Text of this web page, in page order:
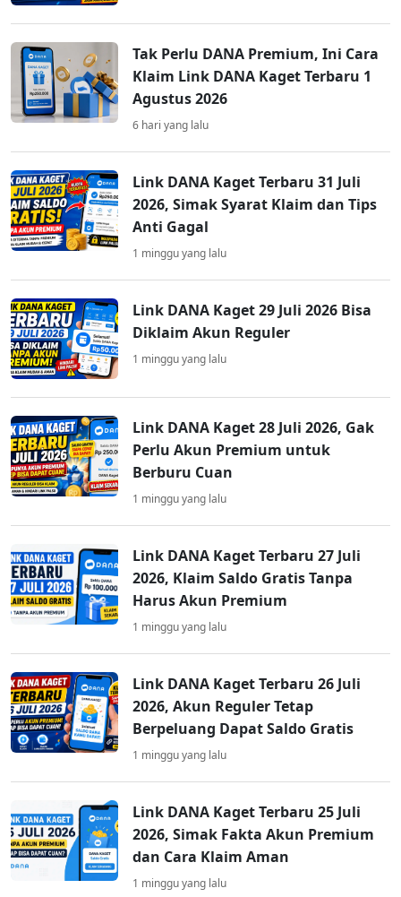
Tak Perlu DANA Premium, Ini Cara
Klaim Link DANA Kaget Terbaru 1
Agustus 2026
6 hari yang lalu
Link DANA Kaget Terbaru 31 Juli
2026, Simak Syarat Klaim dan Tips
Anti Gagal
1 minggu yang lalu
Link DANA Kaget 29 Juli 2026 Bisa
Diklaim Akun Reguler
1 minggu yang lalu
Link DANA Kaget 28 Juli 2026, Gak
Perlu Akun Premium untuk
Berburu Cuan
1 minggu yang lalu
Link DANA Kaget Terbaru 27 Juli
2026, Klaim Saldo Gratis Tanpa
Harus Akun Premium
1 minggu yang lalu
Link DANA Kaget Terbaru 26 Juli
2026, Akun Reguler Tetap
Berpeluang Dapat Saldo Gratis
1 minggu yang lalu
Link DANA Kaget Terbaru 25 Juli
2026, Simak Fakta Akun Premium
dan Cara Klaim Aman
1 minggu yang lalu